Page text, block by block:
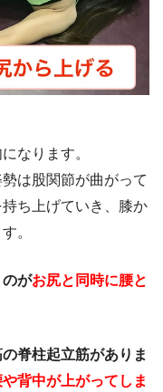
なります。
は股関節が曲がって
ち上げていき、膝か
。
のがお尻と同時に腰と
脊柱起立筋がありま
背中が上がってしま